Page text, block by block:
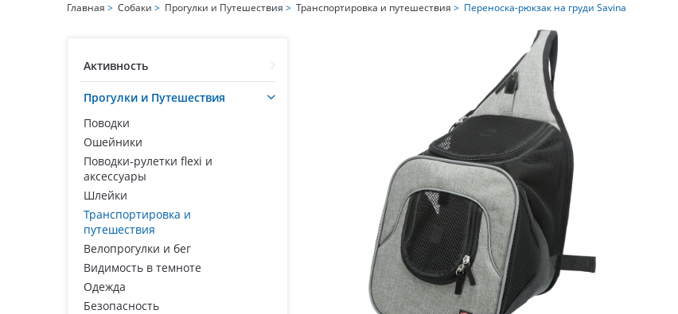
Активность
Прогулки и Путешествия
Поводки
Ошейники
Поводки-рулетки flexi и
аксессуары
Шлейки
Транспортировка и
путешествия
Велопрогулки и бег
Видимость в темноте
Одежда
Безопасность
Главная > Собаки > Прогулки и Путешествия > Транспортировка и путешествия > Переноска-рюкзак на груди Savina